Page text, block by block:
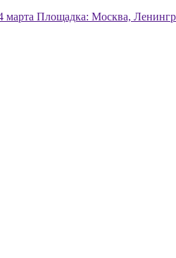
Площадка: Москва,